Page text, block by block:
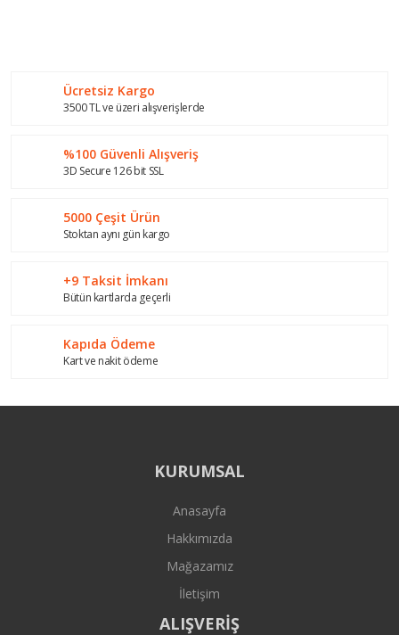
Ürün resmi kalitesiz, bozuk veya görüntülenemiyor.
Ürün bilgilerinde hatalar bulunuyor.
Bu ürüne benzer farklı alternatifler olmalı.
Ücretsiz Kargo
3500 TL ve üzeri alışverişlerde
%100 Güvenli Alışveriş
3D Secure 126 bit SSL
5000 Çeşit Ürün
Stoktan aynı gün kargo
+9 Taksit İmkanı
Bütün kartlarda geçerli
Kapıda Ödeme
Kart ve nakit ödeme
KURUMSAL
Anasayfa
Hakkımızda
Mağazamız
İletişim
ALIŞVERİŞ